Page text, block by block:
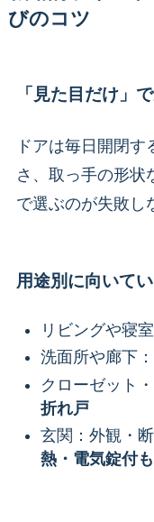
びのコツ
「見た目だけ」
ドアは毎日開閉
さ、取っ手の形状
で選ぶのが失敗し
用途別に向いて
リビングや寝
洗面所や廊下
クローゼット
折れ戸
玄関：外観・
熱・電気錠付